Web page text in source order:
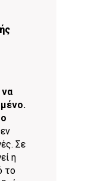
Σε
η
το